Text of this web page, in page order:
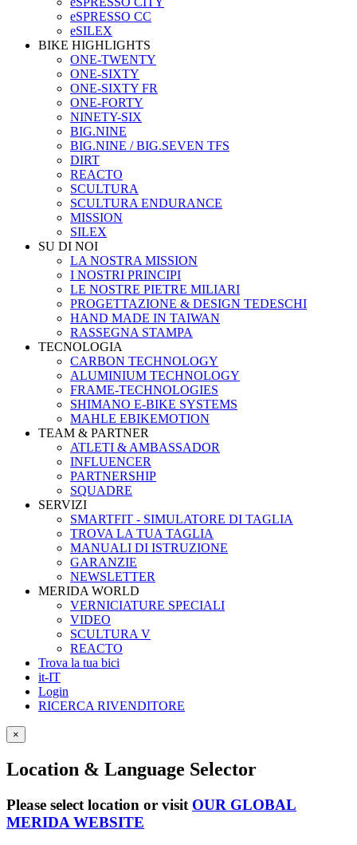
eSPRESSO CC
eSILEX
BIKE HIGHLIGHTS
ONE-TWENTY
ONE-SIXTY
ONE-SIXTY FR
ONE-FORTY
NINETY-SIX
BIG.NINE
BIG.NINE / BIG.SEVEN TFS
DIRT
REACTO
SCULTURA
SCULTURA ENDURANCE
MISSION
SILEX
SU DI NOI
LA NOSTRA MISSION
I NOSTRI PRINCIPI
LE NOSTRE PIETRE MILIARI
PROGETTAZIONE & DESIGN TEDESCHI
HAND MADE IN TAIWAN
RASSEGNA STAMPA
TECNOLOGIA
CARBON TECHNOLOGY
ALUMINIUM TECHNOLOGY
FRAME-TECHNOLOGIES
SHIMANO E-BIKE SYSTEMS
MAHLE EBIKEMOTION
TEAM & PARTNER
ATLETI & AMBASSADOR
INFLUENCER
PARTNERSHIP
SQUADRE
SERVIZI
SMARTFIT - SIMULATORE DI TAGLIA
TROVA LA TUA TAGLIA
MANUALI DI ISTRUZIONE
GARANZIE
NEWSLETTER
MERIDA WORLD
VERNICIATURE SPECIALI
VIDEO
SCULTURA V
REACTO
Trova la tua bici
it-IT
Login
RICERCA RIVENDITORE
×
Location & Language Selector
Please select location or visit OUR GLOBAL
MERIDA WEBSITE